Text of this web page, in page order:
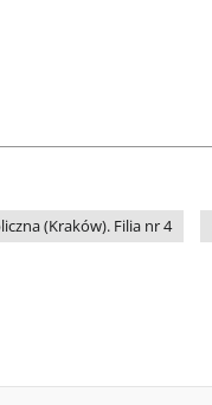
(Kraków). Filia nr 4